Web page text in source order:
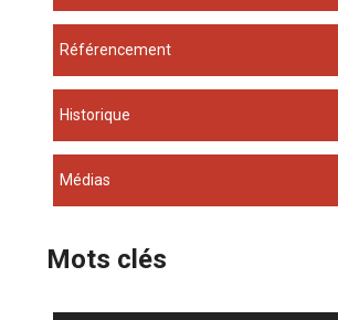
Référencement
Historique
Médias
Mots clés